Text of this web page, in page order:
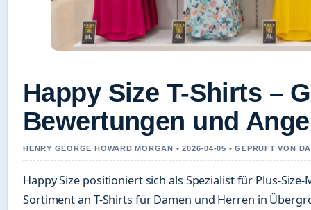
Happy Size T-Shirts –
Bewertungen und
HENRY GEORGE HOWARD MORGAN • 2026-04-05 • GEPRUFT VON
Happy Size positioniert sich als Spezialist für Plus-
Sortiment an T-Shirts für Damen und Herren in